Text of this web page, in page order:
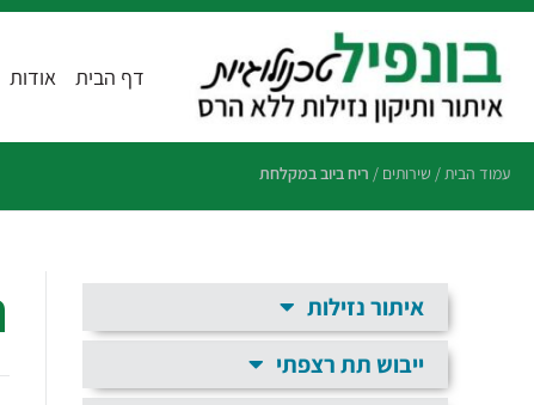
דף הבית אודות
עמוד הבית/ שירותים / ריח ביוב במקלחת
איתור נזילות
ייבוש תת רצפתי